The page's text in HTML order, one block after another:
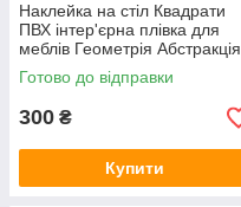
Наклейка на стіл Квадрати
ПВХ інтер'єрна плівка для
меблів Геометрія Абстракція
Бежевий 600х1200 мм
Готово до відправки
300 ₴
Купити